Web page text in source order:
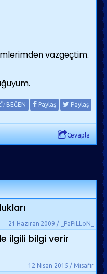
vazgeçtim.
BEĞEN Paylaş Paylaş
Cevapla
21 Haziran 2009 / _PaPiLLoN_
ilgili bilgi verir
12 Nisan 2015 / Misafir